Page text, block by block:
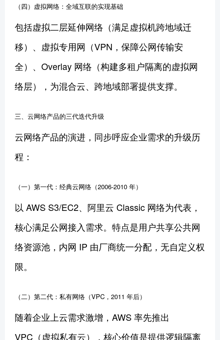
（四）虚拟网络：全域互联的实现基础
包括虚拟二层延伸网络（满足虚拟机跨地域迁
移）、虚拟专用网（VPN，保障公网传输安
全）、Overlay 网络（构建多租户隔离的虚拟网
络层），为混合云、跨地域部署提供支撑。
三、云网络产品的三代迭代升级
云网络产品的演进，同步呼应企业需求的升级历
程：
（一）第一代：经典云网络（2006-2010 年）
以 AWS S3/EC2、阿里云 Classic 网络为代表，
核心满足公网接入需求。特点是用户共享公共网
络资源池，内网 IP 由厂商统一分配，无自定义权
限。
（二）第二代：私有网络（VPC，2011 年后）
随着企业上云需求激增，AWS 率先推出
VPC（虚拟私有云），核心价值是提供逻辑隔离